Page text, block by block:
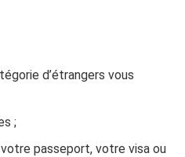
d’étrangers vous
;
passeport, votre visa ou